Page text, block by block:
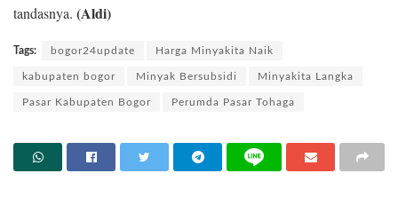
tandasnya. (Aldi)
Tags: bogor24update Harga Minyakita Naik
kabupaten bogor Minyak Bersubsidi Minyakita Langka
Pasar Kabupaten Bogor Perumda Pasar Tohaga